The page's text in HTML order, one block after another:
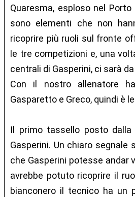
Quaresma, esploso nel
sono elementi che non
ricoprire più ruoli sul fronte
le tre competizioni e, una
centrali di Gasperini, ci sarà
Con il nostro allenatore
Gasparetto e Greco, quindi è
Il primo tassello posto
Gasperini. Un chiaro
che Gasperini potesse andar
avrebbe potuto ricoprire il
bianconero il tecnico ha un